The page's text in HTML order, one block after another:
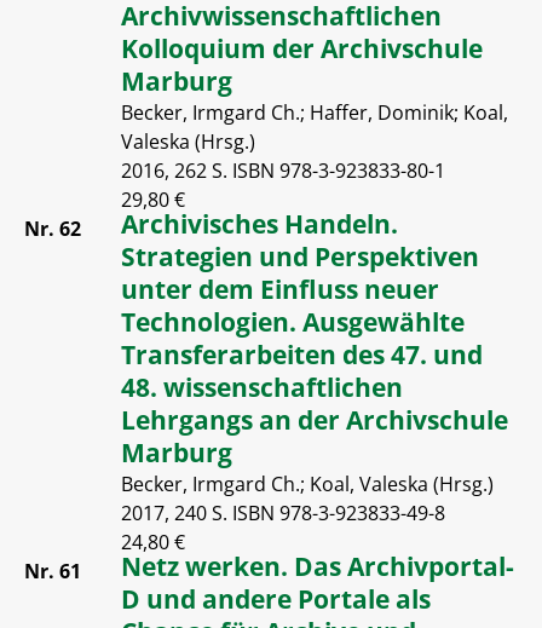
Archivwissenschaftlichen
Kolloquium der Archivschule
Marburg
Becker, Irmgard Ch.; Haffer, Dominik; Koal,
Valeska (Hrsg.)
2016, 262 S. ISBN 978-3-923833-80-1
29,80 €
Nr. 62
Archivisches Handeln.
Strategien und Perspektiven
unter dem Einfluss neuer
Technologien. Ausgewählte
Transferarbeiten des 47. und
48. wissenschaftlichen
Lehrgangs an der Archivschule
Marburg
Becker, Irmgard Ch.; Koal, Valeska (Hrsg.)
2017, 240 S. ISBN 978-3-923833-49-8
24,80 €
Nr. 61
Netz werken. Das Archivportal-
D und andere Portale als